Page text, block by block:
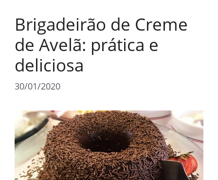
Brigadeirão de Creme
de Avelã: prática e
deliciosa
30/01/2020